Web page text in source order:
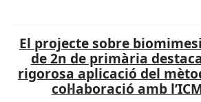
El projecte sobre
de 2n de primària
rigorosa aplicació del
col·laboració amb